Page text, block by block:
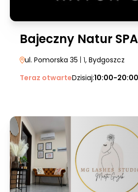
Bajeczny Natur SPA
ul. Pomorska 35 | 1, Bydgoszcz
Teraz otwarteDzisiaj:10:00-20:00